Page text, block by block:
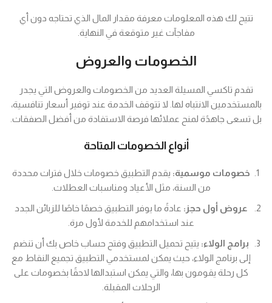
تتيح لك هذه المعلومات معرفة مقدار المال الذي تحتاجه دون أي
مفاجآت غير متوقعة في النهاية.
الخصومات والعروض
تقدم تاكسي المسيلة العديد من الخصومات والعروض التي يجدر
بالمستخدمين الانتباه لها. لا تتوقف الخدمة عند توفير أسعار تنافسية،
بل تسعى جاهدًة لمنح عملائها فرصة الاستفادة من أفضل الصفقات.
أنواع الخصومات المتاحة
خصومات موسمية: يقدم التطبيق خصومات خلال فترات محددة
من السنة، مثل الأعياد ومناسبات العطلات.
عروض أول حجز: عادةً ما يوفر التطبيق خصمًا خاصًا للزبائن الجدد
عند استخدامهم للخدمة لأول مرة.
برامج الولاء: يتيح تحميل التطبيق وفتح حساب خاص بك أن تنضم
إلى برنامج الولاء، حيث يمكن لمستخدمي التطبيق تجميع النقاط مع
كل رحلة يقومون بها، والتي يمكن استبدالها لاحقًا بخصومات على
الرحلات المقبلة.